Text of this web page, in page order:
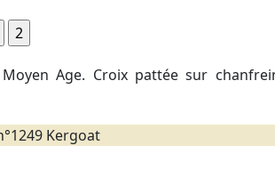
Age. Croix pattée sur
Kergoat